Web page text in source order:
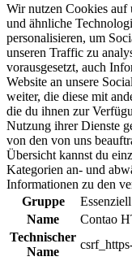
Wir nutzen Cookies auf
und ähnliche
personalisieren, um
unseren Traffic zu
vorausgesetzt, auch
Website an unsere
weiter, die diese mit
die du ihnen zur
Nutzung ihrer Dienste
von den von uns
Übersicht kannst du
Kategorien an- und
Informationen zu den
Gruppe
Essenziell
Name
Contao
Technischer
Name